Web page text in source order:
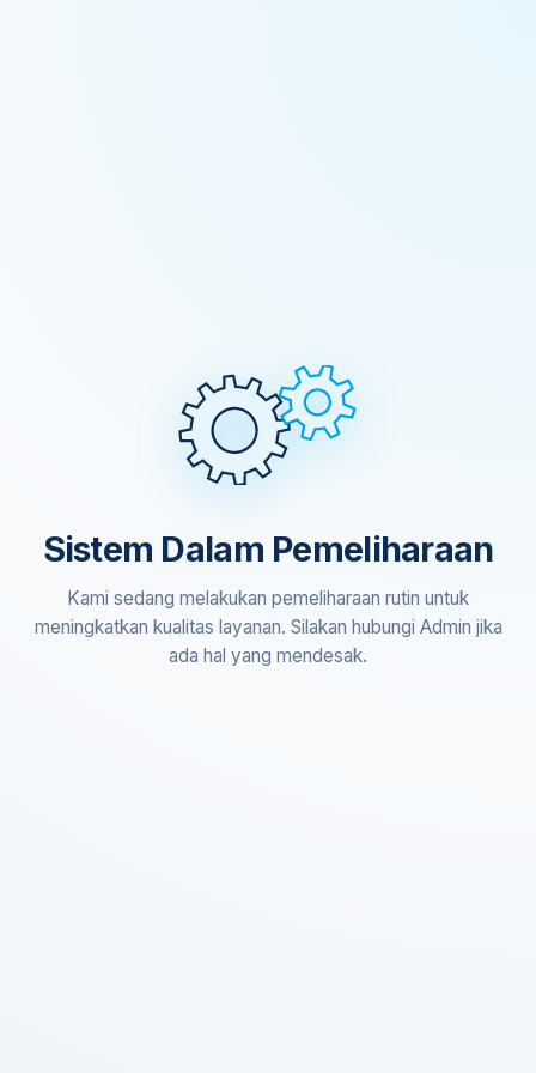
Sistem Dalam Pemeliharaan
Kami sedang melakukan pemeliharaan rutin untuk
meningkatkan kualitas layanan. Silakan hubungi Admin jika
ada hal yang mendesak.